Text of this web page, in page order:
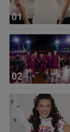
01
02